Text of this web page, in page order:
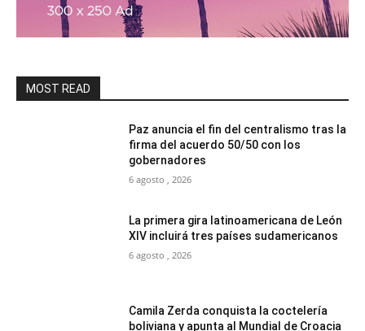
MOST READ
Paz anuncia el fin del centralismo tras la
firma del acuerdo 50/50 con los
gobernadores
6 agosto , 2026
La primera gira latinoamericana de León
XIV incluirá tres países sudamericanos
6 agosto , 2026
Camila Zerda conquista la coctelería
boliviana y apunta al Mundial de Croacia